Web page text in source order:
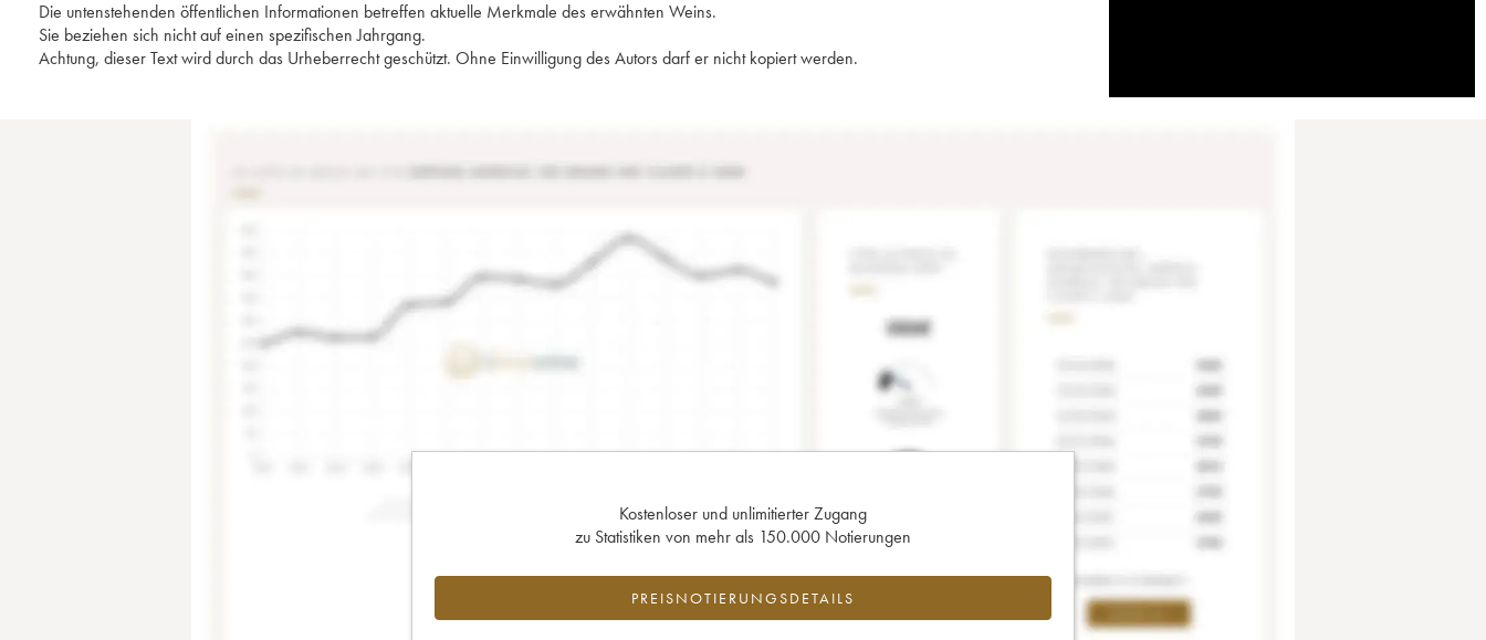
Die untenstehenden öffentlichen Informationen betreffen aktuelle Merkmale des erwähnten Weins.
Sie beziehen sich nicht auf einen spezifischen Jahrgang.
Achtung, dieser Text wird durch das Urheberrecht geschützt. Ohne Einwilligung des Autors darf er nicht kopiert werden.
Kostenloser und unlimitierter Zugang
zu Statistiken von mehr als 150.000 Notierungen
PREISNOTIERUNGSDETAILS